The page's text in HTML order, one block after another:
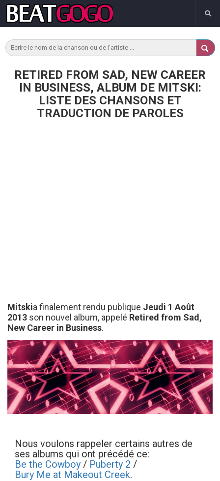
RETIRED FROM SAD, NEW CAREER
IN BUSINESS, ALBUM DE MITSKI:
LISTE DES CHANSONS ET
TRADUCTION DE PAROLES
Mitskia finalement rendu publique Jeudi 1 Août
2013 son nouvel album, appelé Retired from Sad,
New Career in Business.
Nous voulons rappeler certains autres de
ses albums qui ont précédé ce:
Be the Cowboy / Puberty 2 /
Bury Me at Makeout Creek.